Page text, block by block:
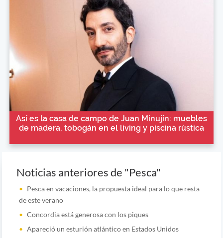
Así es la casa de campo de Juan Minujín: muebles
de madera, tobogán en el living y piscina rústica
Noticias anteriores de "Pesca"
Pesca en vacaciones, la propuesta ideal para lo que resta
de este verano
Concordia está generosa con los piques
Apareció un esturión atlántico en Estados Unidos